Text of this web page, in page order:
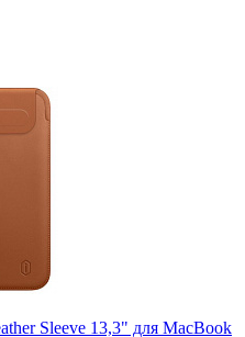
Sleeve 13,3" для MacBook